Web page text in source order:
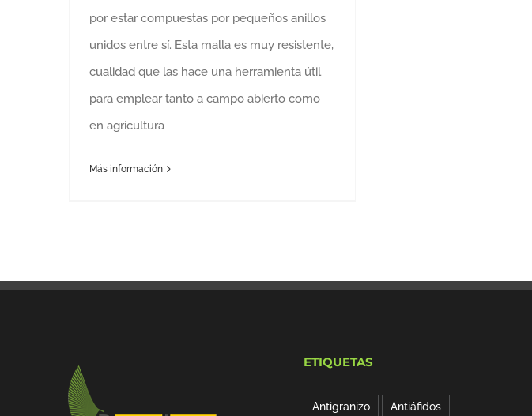
por estar compuestas por pequeños anillos
unidos entre sí. Esta malla es muy resistente,
cualidad que las hace una herramienta útil
para emplear tanto a campo abierto como
en agricultura
Más información
ETIQUETAS
Antigranizo Antiáfidos